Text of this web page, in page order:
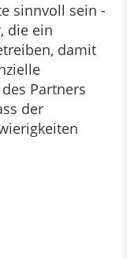
sinnvoll sein -
die ein
damit
Partners
der